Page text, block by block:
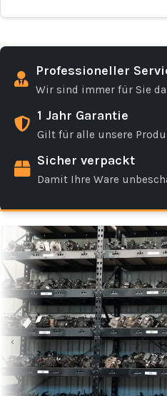
Professioneller
Wir sind immer für Sie da
1 Jahr Garantie
Gilt für alle unsere
Sicher verpackt
Damit Ihre Ware
‹